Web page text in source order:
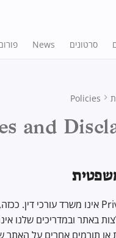
סרטונים News
Policies
and
באתר ובמדריכים שלנו
או תורמים אחרים על האתר